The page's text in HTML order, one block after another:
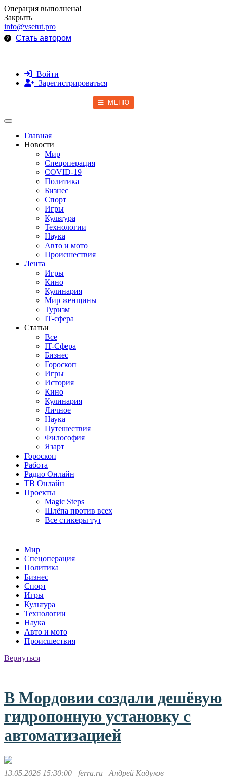
Операция выполнена!
Закрыть
info@vsetut.pro
Стать автором
Войти
Зарегистрироваться
МЕНЮ
Toggle navigation
Главная
Новости
Мир
Спецоперация
COVID-19
Политика
Бизнес
Спорт
Игры
Культура
Технологии
Наука
Авто и мото
Происшествия
Лента
Игры
Кино
Кулинария
Мир женщины
Туризм
IT-сфера
Статьи
Все
IT-Сфера
Бизнес
Гороскоп
Игры
История
Кино
Кулинария
Личное
Наука
Путешествия
Философия
Язарт
Гороскоп
Работа
Радио Онлайн
ТВ Онлайн
Проекты
Magic Steps
Шлёпа против всех
Все стикеры тут
Мир
Спецоперация
Политика
Бизнес
Спорт
Игры
Культура
Технологии
Наука
Авто и мото
Происшествия
Вернуться
В Мордовии создали дешёвую
гидропонную установку с
автоматизацией
13.05.2026 15:30:00 | ferra.ru | Андрей Кадуков